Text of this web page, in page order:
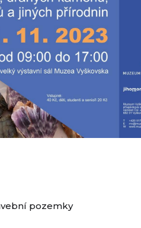
pozemky